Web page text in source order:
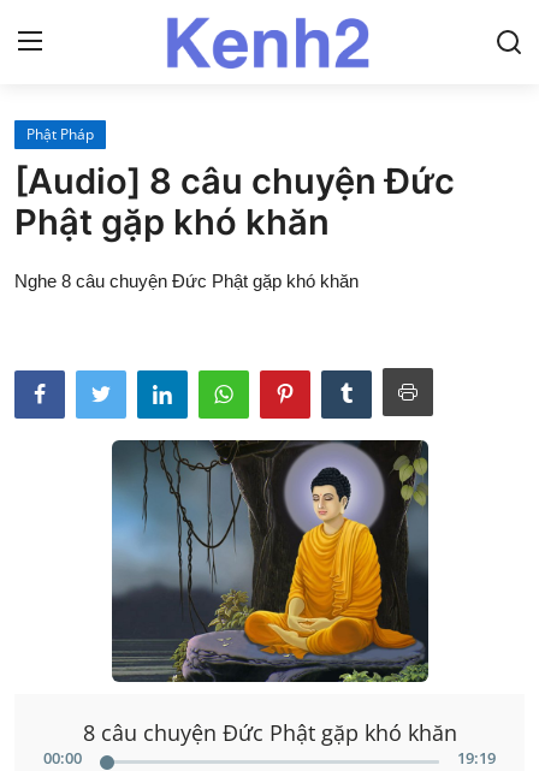
Trang chủ
Liên hệ
Pháp môn
Giáo lý
Phật Pháp
[Audio] 8 câu chuyện Đức
Phật gặp khó khăn
Nghe 8 câu chuyện Đức Phật gặp khó khăn
8 câu chuyện Đức Phật gặp khó khăn
00:00 19:19